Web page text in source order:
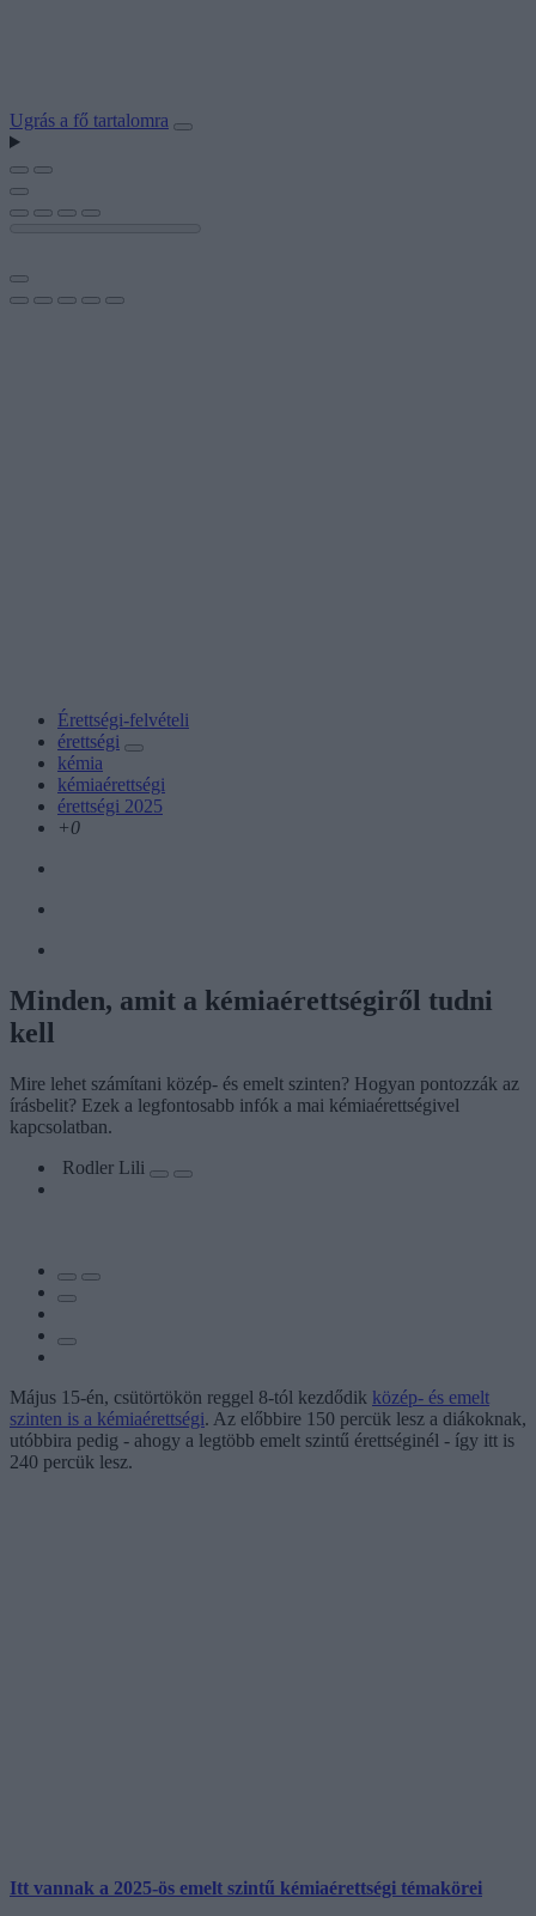
Ugrás a fő tartalomra
Érettségi-felvételi
érettségi
kémia
kémiaérettségi
érettségi 2025
+0
Minden, amit a kémiaérettségiről tudni
kell
Mire lehet számítani közép- és emelt szinten? Hogyan pontozzák az
írásbelit? Ezek a legfontosabb infók a mai kémiaérettségivel
kapcsolatban.
Rodler Lili
Május 15-én, csütörtökön reggel 8-tól kezdődik közép- és emelt
szinten is a kémiaérettségi. Az előbbire 150 percük lesz a diákoknak,
utóbbira pedig - ahogy a legtöbb emelt szintű érettséginél - így itt is
240 percük lesz.
Itt vannak a 2025-ös emelt szintű kémiaérettségi témakörei